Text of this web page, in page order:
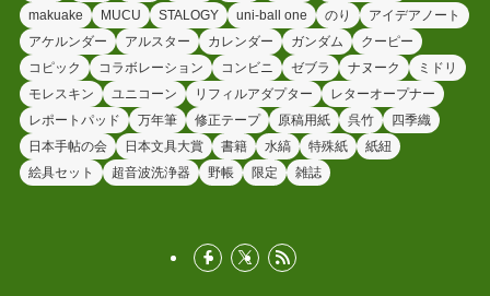
makuake
MUCU STALOGY uni-ball one のり
アイデアノート
アケルンダー
アルスター カレンダー ガンダム
クーピー
コピック
コラボレーション コンビニ ゼブラ ナヌーク
ミドリ
モレスキン
ユニコーン リフィルアダプター
レターオープナー
レポートパッド
万年筆 修正テープ 原稿用紙 呉竹
四季織
日本手帖の会
日本文具大賞 書籍 水縞 特殊紙
紙紐
絵具セット
超音波洗浄器 野帳 限定 雑誌